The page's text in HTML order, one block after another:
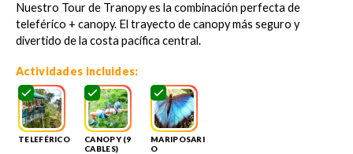
Nuestro Tour de Tranopy es la combinación perfecta de
teleférico + canopy. El trayecto de canopy más seguro y
divertido de la costa pacífica central.
Actividades incluides:
TELEFÉRICO
CANOPY (9
CABLES)
MARIPOSARI
O